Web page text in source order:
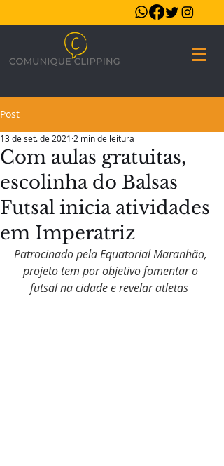
Post
Com aulas gratuitas,
escolinha do Balsas
Futsal inicia atividades
em Imperatriz
13 de set. de 2021 2 min de leitura
Patrocinado pela Equatorial Maranhão,
projeto tem por objetivo fomentar o
futsal na cidade e revelar atletas